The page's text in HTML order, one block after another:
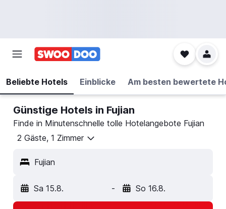
Beliebte Hotels Einblicke Am besten bewertete
Günstige Hotels in Fujian
Finde in Minutenschnelle tolle Hotelangebote Fujian
2 Gäste, 1 Zimmer
Fujian
Sa 15.8. - So 16.8.